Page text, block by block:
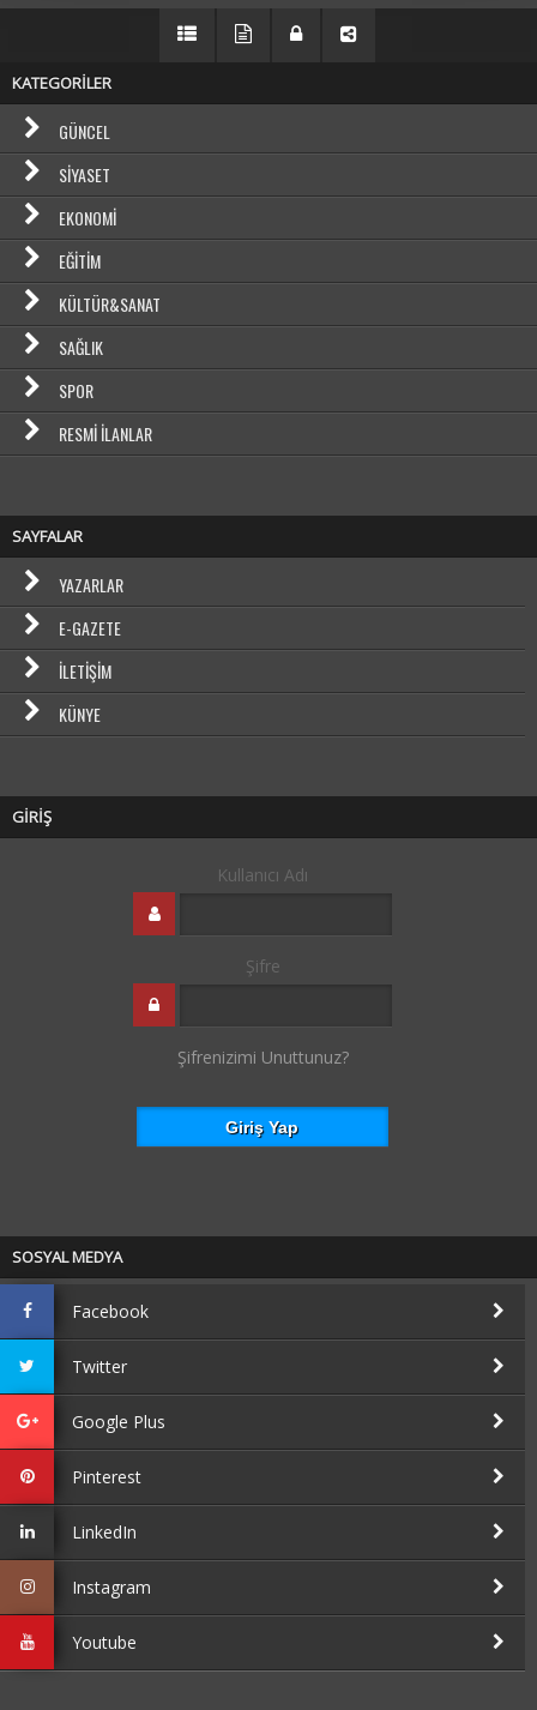
KATEGORİLER
GÜNCEL
SIYASET
EKONOMI
EĞITIM
KÜLTÜR&SANAT
SAĞLIK
SPOR
RESMI İLANLAR
SAYFALAR
YAZARLAR
E-GAZETE
İLETIŞIM
KÜNYE
GİRİŞ
Kullanıcı Adı
Şifre
Şifrenizimi Unuttunuz?
SOSYAL MEDYA
Facebook
Twitter
Google Plus
Pinterest
LinkedIn
Instagram
Youtube